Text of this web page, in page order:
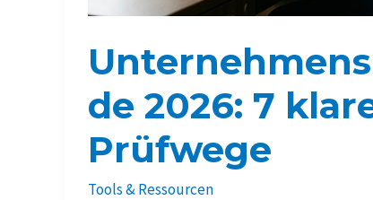
de 2026: 7
Prüfwege
Tools & Ressourcen